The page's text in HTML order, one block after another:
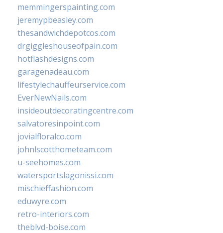
memmingerspainting.com
jeremypbeasley.com
thesandwichdepotcos.com
drgiggleshouseofpain.com
hotflashdesigns.com
garagenadeau.com
lifestylechauffeurservice.com
EverNewNails.com
insideoutdecoratingcentre.com
salvatoresinpoint.com
jovialfloralco.com
johnlscotthometeam.com
u-seehomes.com
watersportslagonissi.com
mischieffashion.com
eduwyre.com
retro-interiors.com
theblvd-boise.com